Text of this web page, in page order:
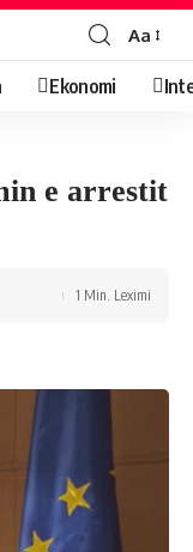
Aa
Ekonomi
e arrestit
1 Min. Leximi